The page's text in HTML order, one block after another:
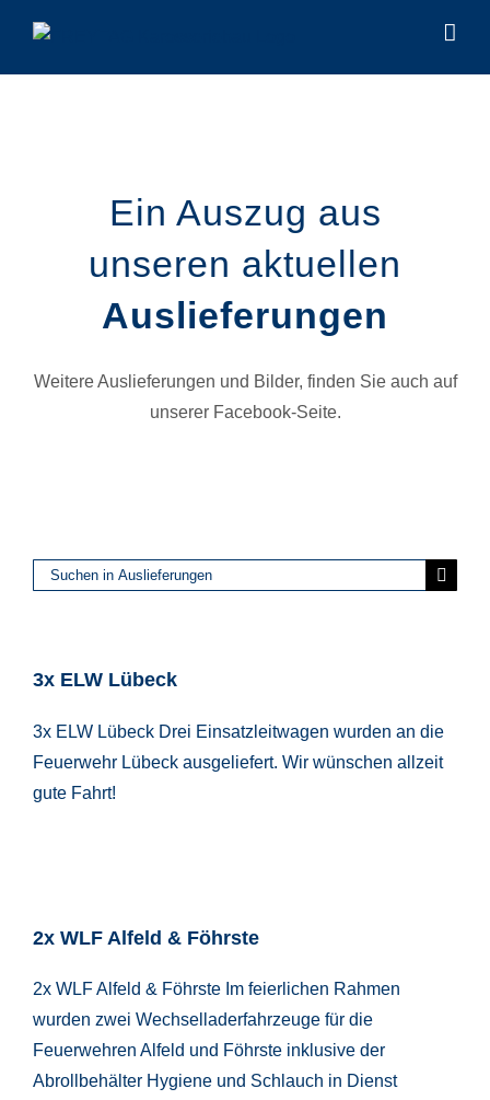
Inhalt
springen
Ein Auszug aus
unseren aktuellen
Auslieferungen
Weitere Auslieferungen und Bilder, finden Sie auch auf
unserer Facebook-Seite.
Suche
3x ELW Lübeck
3x ELW Lübeck Drei Einsatzleitwagen wurden an die
Feuerwehr Lübeck ausgeliefert. Wir wünschen allzeit
gute Fahrt!
2x WLF Alfeld & Föhrste
2x WLF Alfeld & Föhrste Im feierlichen Rahmen
wurden zwei Wechselladerfahrzeuge für die
Feuerwehren Alfeld und Föhrste inklusive der
Abrollbehälter Hygiene und Schlauch in Dienst